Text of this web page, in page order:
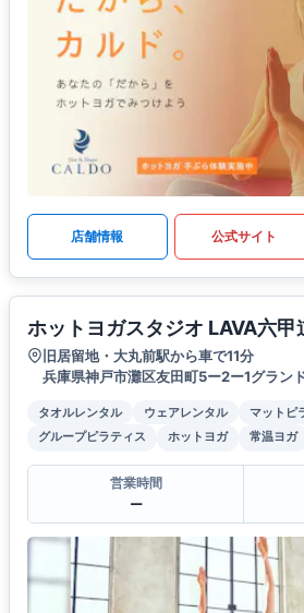
店舗情報 公式サイト
ホットヨガスタジオ LAVA六甲
旧居留地・大丸前駅から車で11分
兵庫県神戸市灘区友田町5ー2ー1グラン
タオルレンタル ウェアレンタル
マットピ
グループピラティス
ホットヨガ 常温ヨガ
営業時間
ー